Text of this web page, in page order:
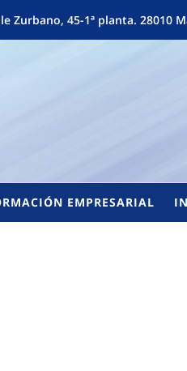
Zurbano, 45-1ª planta. 28010
EMPRESARIAL